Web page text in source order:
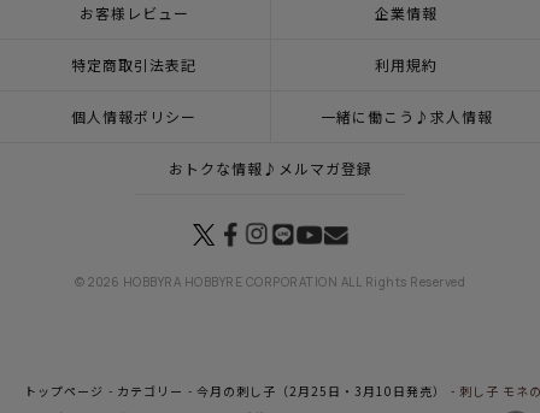
お客様レビュー 企業情報
特定商取引法表記 利用規約
個人情報ポリシー 一緒に働こう♪求人情報
おトクな情報♪メルマガ登録
© 2026 HOBBYRA HOBBYRE CORPORATION ALL Rights Reserved
トップページ カテゴリー 今月の刺し子（2月25日・3月10日発売）
刺し子 モネ